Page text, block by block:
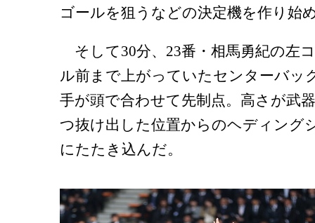
ゴールを狙うなどの決定機を作り始
そして30分、23番・相馬勇紀の左
ル前まで上がっていたセンターバッ
手が頭で合わせて先制点。高さが武
つ抜け出した位置からのヘディング
にたたき込んだ。